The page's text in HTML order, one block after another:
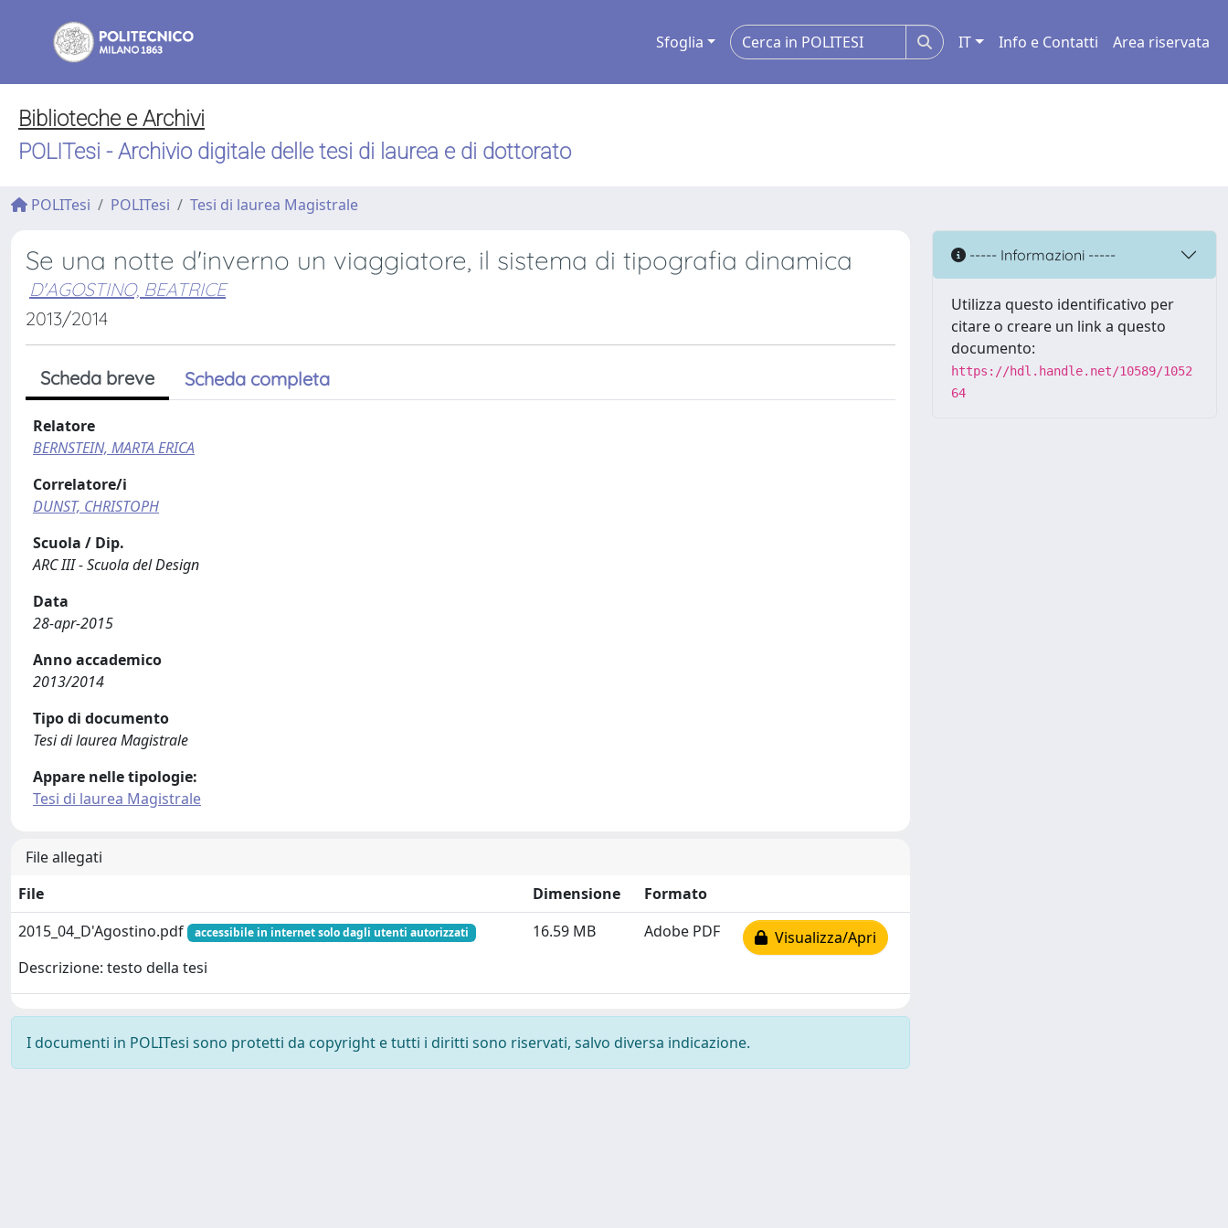
Sfoglia IT Info e Contatti Area riservata
Biblioteche e Archivi
POLITesi - Archivio digitale delle tesi di laurea e di dottorato
POLITesi POLITesi Tesi di laurea Magistrale
Se una notte d'inverno un viaggiatore, il sistema di tipografia dinamica
D'AGOSTINO, BEATRICE
2013/2014
Scheda breve Scheda completa
Relatore
BERNSTEIN, MARTA ERICA
Correlatore/i
DUNST, CHRISTOPH
Scuola / Dip.
ARC III - Scuola del Design
Data
28-apr-2015
Anno accademico
2013/2014
Tipo di documento
Tesi di laurea Magistrale
Appare nelle tipologie:
Tesi di laurea Magistrale
File allegati
File
Dimensione
Formato
2015_04_D'Agostino.pdf
accessibile in internet solo dagli utenti autorizzati
Descrizione: testo della tesi
16.59 MB Adobe PDF Visualizza/Apri
I documenti in POLITesi sono protetti da copyright e tutti i diritti sono riservati, salvo diversa indicazione.
----- Informazioni -----
Utilizza questo identificativo per
citare o creare un link a questo
documento:
https://hdl.handle.net/10589/1052
64